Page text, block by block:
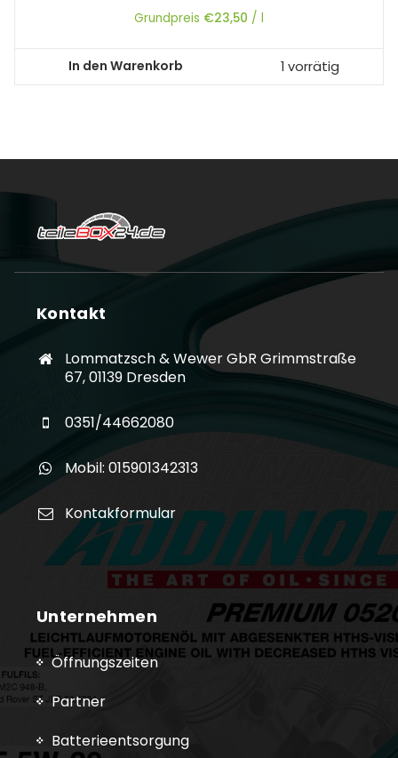
Grundpreis €23,50 / l
In den Warenkorb 1 vorrätig
Kontakt
Lommatzsch & Wewer GbR Grimmstraße
67, 01139 Dresden
0351/44662080
Mobil: 015901342313
Kontakformular
Unternehmen
Öffnungszeiten
Partner
Batterieentsorgung